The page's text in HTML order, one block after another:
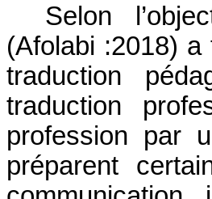
Selon
(Afolabi :2018)
traduction
traduction
profession par
préparent